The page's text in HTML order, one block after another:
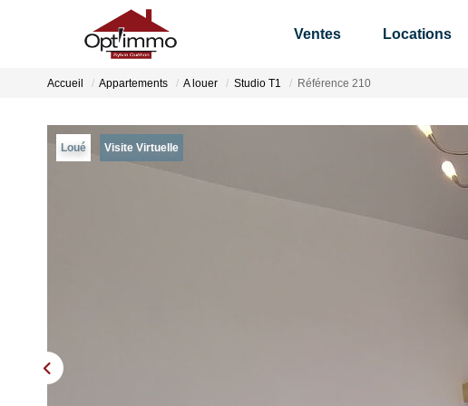
Ventes Locations
Accueil Appartements A louer Studio T1 Référence 210
Loué Visite Virtuelle